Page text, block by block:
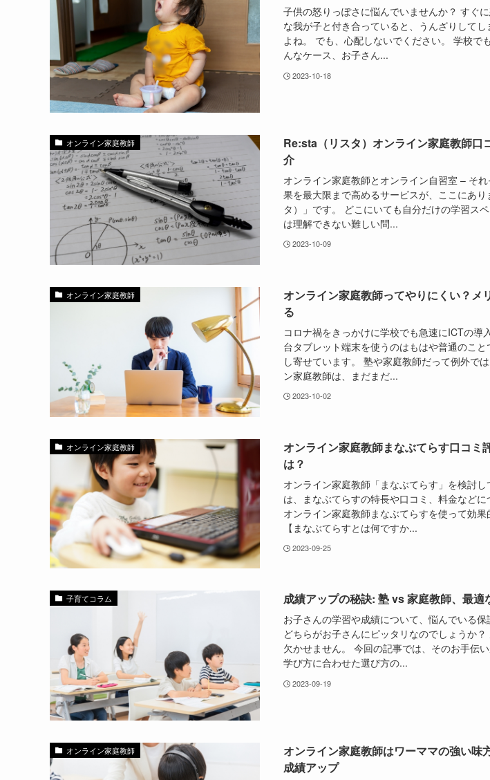
子供の怒りっぽさに悩んでいませんか？ すぐ
な我が子と付き合っていると、うんざりして
よね。 でも、心配しないでください。 学校で
んなケース、お子さん...
2023-10-18
オンライン家庭教師
Re:sta（リスタ）オンライン家庭教師口
介
オンライン家庭教師とオンライン自習室 – そ
果を最大限まで高めるサービスが、ここにあ
タ）」です。 どこにいても自分だけの学習ス
は理解できない難しい問...
2023-10-09
オンライン家庭教師
オンライン家庭教師ってやりにくい？メ
る
コロナ禍をきっかけに学校でも急速にICTの導
台タブレット端末を使うのはもはや普通のこ
し寄せています。 塾や家庭教師だって例外で
ン家庭教師は、まだまだ...
2023-10-02
オンライン家庭教師
オンライン家庭教師まなぶてらす口コミ
は？
オンライン家庭教師「まなぶてらす」を検討
は、まなぶてらすの特長や口コミ、料金などに
オンライン家庭教師まなぶてらすを使って効果
【まなぶてらすとは何ですか...
2023-09-25
子育てコラム 成績アップの秘訣: 塾 vs 家庭教師、最適
お子さんの学習や成績について、悩んでいる保
どちらがお子さんにピッタリなのでしょうか
欠かせません。 今回の記事では、そのお手伝
学び方に合わせた選び方の...
2023-09-19
オンライン家庭教師
オンライン家庭教師はワーママの強い味
成績アップ